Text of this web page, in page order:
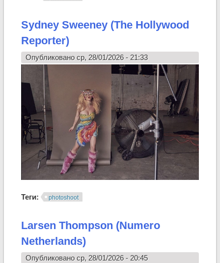
Sydney Sweeney (The Hollywood
Reporter)
Опубликовано ср, 28/01/2026 - 21:33
Теги: photoshoot
Larsen Thompson (Numero
Netherlands)
Опубликовано ср, 28/01/2026 - 20:45